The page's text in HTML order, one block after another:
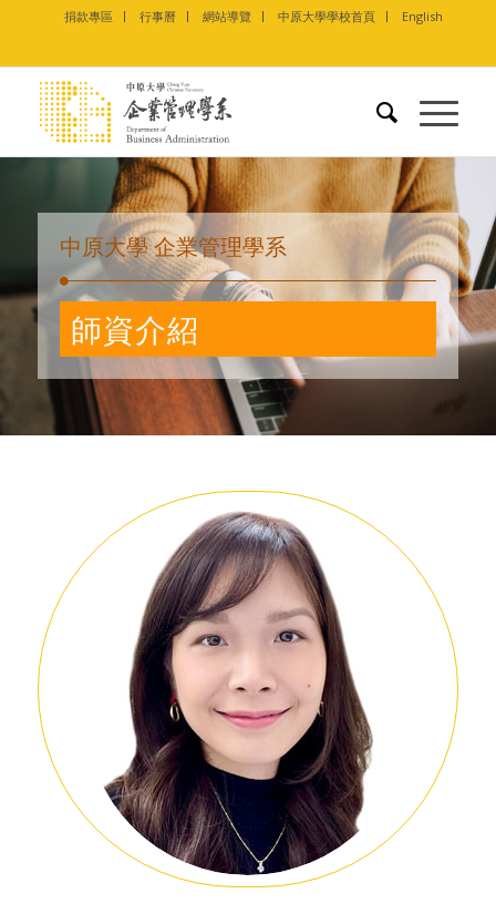
捐款專區 行事曆 網站導覽 中原大學學校首頁 English
中原大學 企業管理學系
師資介紹